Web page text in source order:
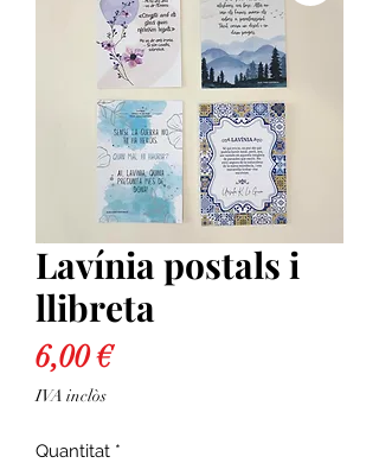
Lavínia postals i
llibreta
6,00 €Price
IVA inclòs
Quantitat *